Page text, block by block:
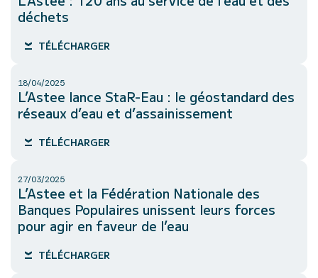
déchets
TÉLÉCHARGER
18/04/2025
L’Astee lance StaR-Eau : le géostandard des
réseaux d’eau et d’assainissement
TÉLÉCHARGER
27/03/2025
L’Astee et la Fédération Nationale des
Banques Populaires unissent leurs forces
pour agir en faveur de l’eau
TÉLÉCHARGER